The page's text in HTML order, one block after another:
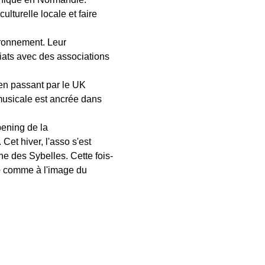
locale et faire
Leur
avec des associations
passant par le UK
est ancrée dans
de la
Cet hiver, l'asso s'est
des Sybelles. Cette fois-
à l'image du